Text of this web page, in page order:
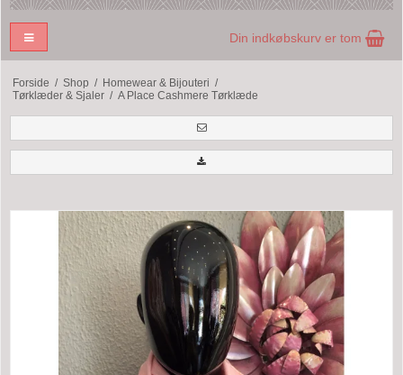
Din indkøbskurv er tom
Forside / Shop / Homewear & Bijouteri /
Tørklæder & Sjaler / A Place Cashmere Tørklæde